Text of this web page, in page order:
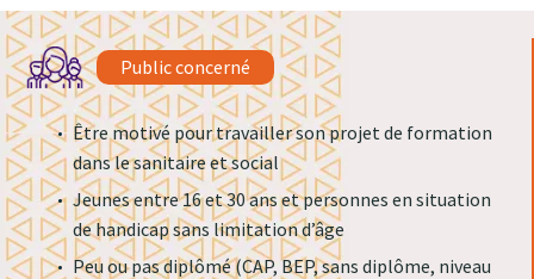
Public concerné
Être motivé pour travailler son projet de formation
dans le sanitaire et social
Jeunes entre 16 et 30 ans et personnes en situation
de handicap sans limitation d’âge
Peu ou pas diplômé (CAP, BEP, sans diplôme, niveau